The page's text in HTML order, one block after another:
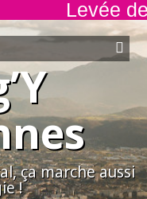
Levée
ça marche aussi
!